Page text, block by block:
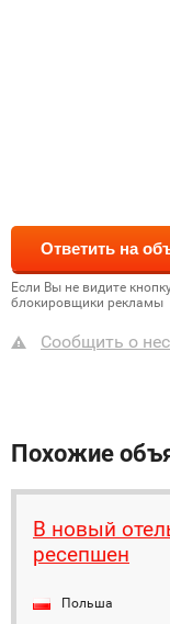
Если Вы не видите
блокировщики рекламы
Сообщить о
Похожие
В новый
ресепшен
Польша